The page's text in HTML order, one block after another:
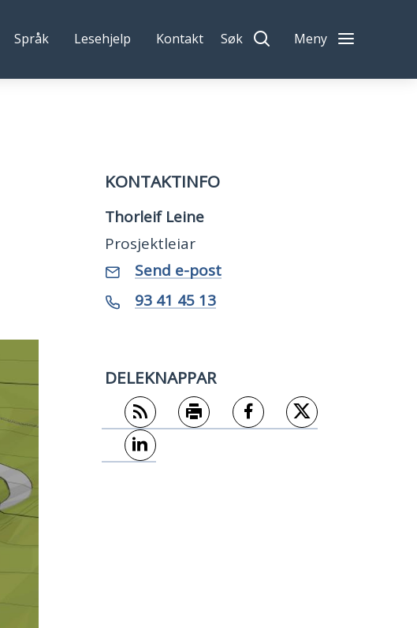
Språk Lesehjelp Kontakt Søk Meny
KONTAKTINFO
Thorleif Leine
Prosjektleiar
E-
post
Send e-posttil
Thorleif
Mobil
93 41 45 13
DELEKNAPPAR
Abonner på RSS